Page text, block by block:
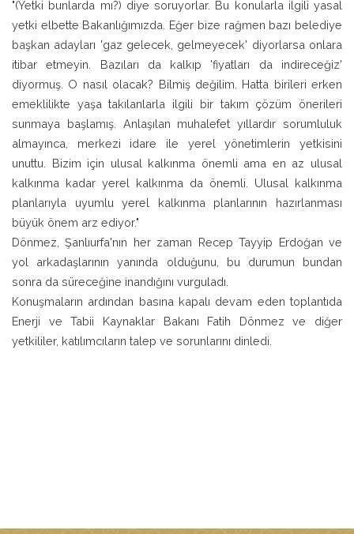
"(Yetki bunlarda mı?) diye soruyorlar. Bu konularla ilgili yasal
yetki elbette Bakanlığımızda. Eğer bize rağmen bazı belediye
başkan adayları 'gaz gelecek, gelmeyecek' diyorlarsa onlara
itibar etmeyin. Bazıları da kalkıp 'fiyatları da indireceğiz'
diyormuş. O nasıl olacak? Bilmiş değilim. Hatta birileri erken
emeklilikte yaşa takılanlarla ilgili bir takım çözüm önerileri
sunmaya başlamış. Anlaşılan muhalefet yıllardır sorumluluk
almayınca, merkezi idare ile yerel yönetimlerin yetkisini
unuttu. Bizim için ulusal kalkınma önemli ama en az ulusal
kalkınma kadar yerel kalkınma da önemli. Ulusal kalkınma
planlarıyla uyumlu yerel kalkınma planlarının hazırlanması
büyük önem arz ediyor."
Dönmez, Şanlıurfa'nın her zaman Recep Tayyip Erdoğan ve
yol arkadaşlarının yanında olduğunu, bu durumun bundan
sonra da süreceğine inandığını vurguladı.
Konuşmaların ardından basına kapalı devam eden toplantıda
Enerji ve Tabii Kaynaklar Bakanı Fatih Dönmez ve diğer
yetkililer, katılımcıların talep ve sorunlarını dinledi.